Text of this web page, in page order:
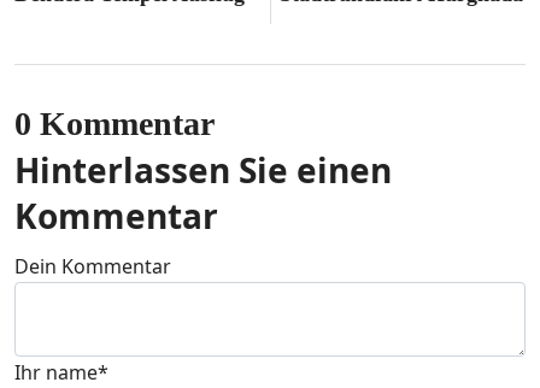
0 Kommentar
Hinterlassen Sie einen
Kommentar
Dein Kommentar
Ihr name*